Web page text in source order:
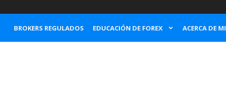
BROKERS REGULADOS EDUCACIÓN DE FOREX ACERCA DE MI